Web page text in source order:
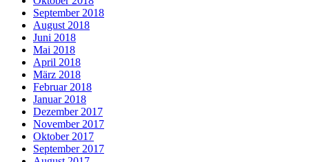
September 2018
August 2018
Juni 2018
Mai 2018
April 2018
März 2018
Februar 2018
Januar 2018
Dezember 2017
November 2017
Oktober 2017
September 2017